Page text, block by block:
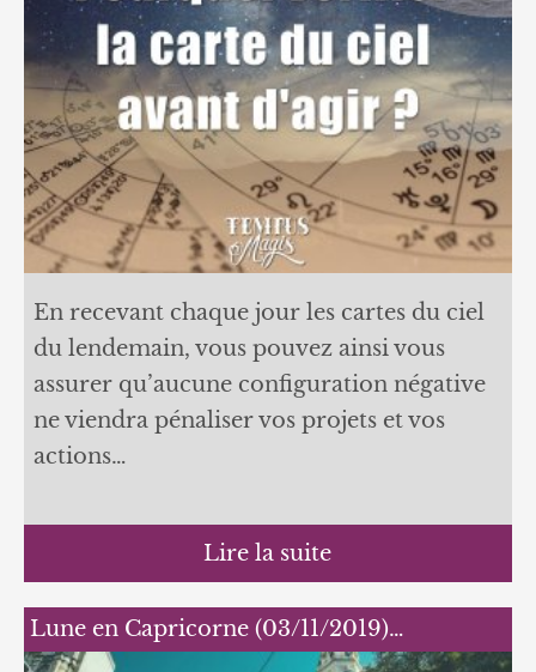
En recevant chaque jour les cartes du ciel
du lendemain, vous pouvez ainsi vous
assurer qu’aucune configuration négative
ne viendra pénaliser vos projets et vos
actions…
Lire la suite
Lune en Capricorne (03/11/2019)…